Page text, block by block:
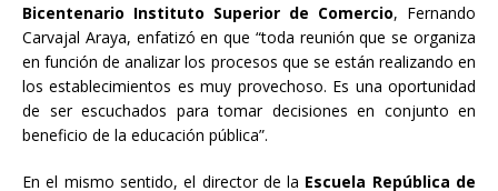
Bicentenario Instituto Superior de Comercio, Fernando
Carvajal Araya, enfatizó en que “toda reunión que se organiza
en función de analizar los procesos que se están realizando en
los establecimientos es muy provechoso. Es una oportunidad
de ser escuchados para tomar decisiones en conjunto en
beneficio de la educación pública”.
En el mismo sentido, el director de la Escuela República de